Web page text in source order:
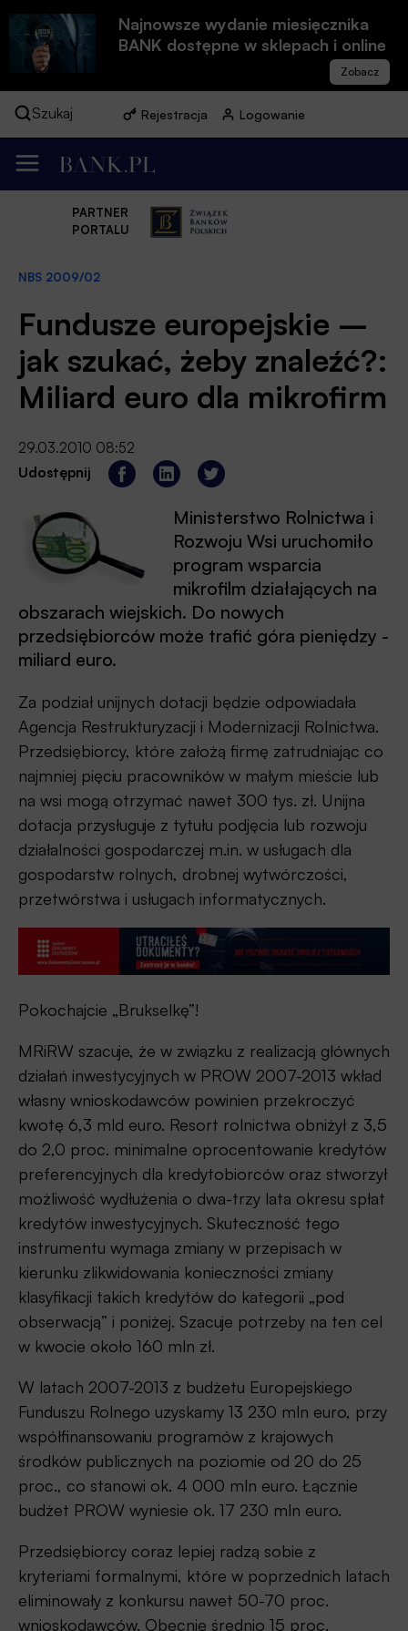
Najnowsze wydanie miesięcznika
BANK dostępne w sklepach i online
Szukaj Rejestracja Logowanie
PARTNER
PORTALU
NBS 2009/02
Fundusze europejskie –
jak szukać, żeby znaleźć?:
Miliard euro dla mikrofirm
29.03.2010 08:52
Udostępnij
Ministerstwo Rolnictwa i
Rozwoju Wsi uruchomiło
program wsparcia
mikrofilm działających na
obszarach wiejskich. Do nowych
przedsiębiorców może trafić góra pieniędzy -
miliard euro.
Za podział unijnych dotacji będzie odpowiadała
Agencja Restrukturyzacji i Modernizacji Rolnictwa.
Przedsiębiorcy, które założą firmę zatrudniając co
najmniej pięciu pracowników w małym mieście lub
na wsi mogą otrzymać nawet 300 tys. zł. Unijna
dotacja przysługuje z tytułu podjęcia lub rozwoju
działalności gospodarczej m.in. w usługach dla
gospodarstw rolnych, drobnej wytwórczości,
przetwórstwa i usługach informatycznych.
Pokochajcie „Brukselkę”!
MRiRW szacuje, że w związku z realizacją głównych
działań inwestycyjnych w PROW 2007-2013 wkład
własny wnioskodawców powinien przekroczyć
kwotę 6,3 mld euro. Resort rolnictwa obniżył z 3,5
do 2,0 proc. minimalne oprocentowanie kredytów
preferencyjnych dla kredytobiorców oraz stworzył
możliwość wydłużenia o dwa-trzy lata okresu spłat
kredytów inwestycyjnych. Skuteczność tego
instrumentu wymaga zmiany w przepisach w
kierunku zlikwidowania konieczności zmiany
klasyfikacji takich kredytów do kategorii „pod
obserwacją” i poniżej. Szacuje potrzeby na ten cel
w kwocie około 160 mln zł.
W latach 2007-2013 z budżetu Europejskiego
Funduszu Rolnego uzyskamy 13 230 mln euro, przy
współfinansowaniu programów z krajowych
środków publicznych na poziomie od 20 do 25
proc., co stanowi ok. 4 000 mln euro. Łącznie
budżet PROW wyniesie ok. 17 230 mln euro.
Przedsiębiorcy coraz lepiej radzą sobie z
kryteriami formalnymi, które w poprzednich latach
eliminowały z konkursu nawet 50-70 proc.
wnioskodawców. Obecnie średnio 15 proc.